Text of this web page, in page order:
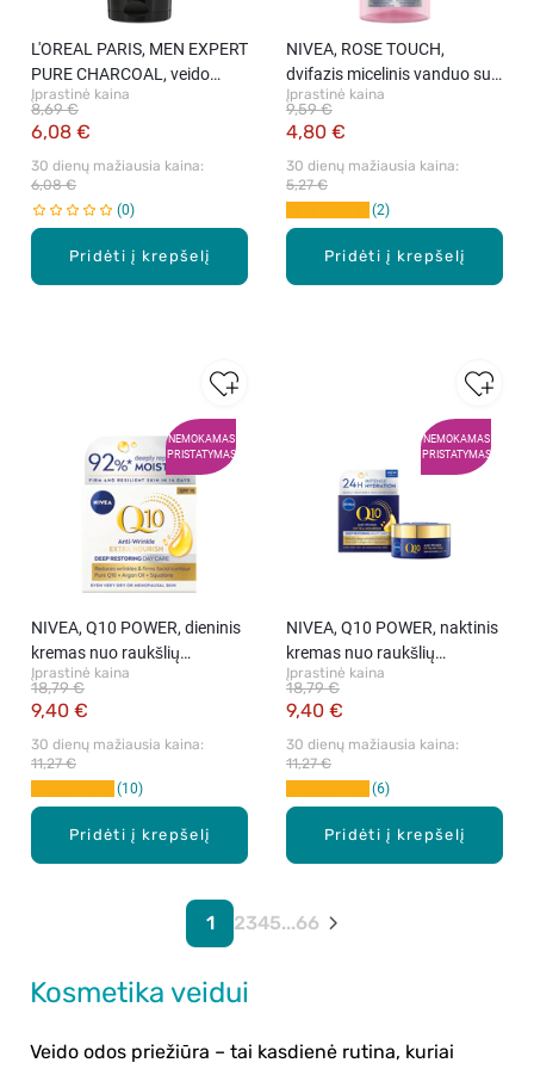
Pridėti į krepšelį
L'OREAL PARIS, MEN EXPERT
PURE CHARCOAL, veido
prausiklis su juodąja anglimi,
100 ml
Įprastinė kaina
6,08 €
8,69 €
30 dienų mažiausia kaina:
6,08 €
0
Pridėti į krepšelį
NIVEA, ROSE TOUCH,
dvifazis micelinis vanduo su
organiniu rožių vandeniu,
400 ml.
Įprastinė kaina
4,80 €
9,59 €
30 dienų mažiausia kaina:
5,27 €
2
NEMOKAMAS
PRISTATYMAS
Pridėti į krepšelį
NIVEA, Q10 POWER, dieninis
kremas nuo raukšlių
brandžiai odai, 50 ml
Įprastinė kaina
9,40 €
18,79 €
30 dienų mažiausia kaina:
11,27 €
10
NEMOKAMAS
PRISTATYMAS
Pridėti į krepšelį
NIVEA, Q10 POWER, naktinis
kremas nuo raukšlių
brandžiai odai, 50 ml
Įprastinė kaina
9,40 €
18,79 €
30 dienų mažiausia kaina:
11,27 €
6
1 2345...66
Kosmetika veidui
Veido odos priežiūra – tai kasdienė rutina, kuriai